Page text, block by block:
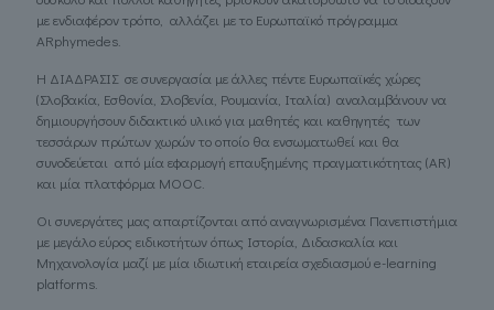
με ενδιαφέρον τρόπο, αλλάζει με το Ευρωπαϊκό πρόγραμμα
ARphymedes.
Η ΔΙΑΔΡΑΣΙΣ σε συνεργασία με άλλες πέντε Ευρωπαϊκές χώρες
(Σλοβακία, Εσθονία, Σλοβενία, Ρουμανία, Ιταλία) αναλαμβάνουν να
δημιουργήσουν διδακτικό υλικό για μαθητές και καθηγητές των
τεσσάρων πρώτων χωρών το οποίο θα ενσωματωθεί και θα
συνοδεύεται από μία εφαρμογή επαυξημένης πραγματικότητας (AR)
και μία πλατφόρμα MOOC.
Οι συνεργάτες μας απαρτίζονται από αναγνωρισμένα Πανεπιστήμια
με μεγάλο εύρος ειδικοτήτων όπως Ιστορία, Διδασκαλία και
Μηχανολογία μαζί με μία ιδιωτική εταιρεία σχεδιασμού e-learning
platforms.